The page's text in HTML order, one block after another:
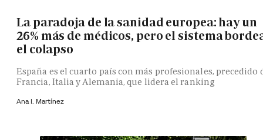
La paradoja de la sanidad europea: hay un
26% más de médicos, pero el sistema
el colapso
España es el cuarto país con más profesionales, precedido
Francia, Italia y Alemania, que lidera el ranking
Ana I. Martínez